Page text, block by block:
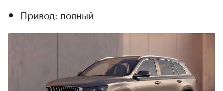
Привод: полный